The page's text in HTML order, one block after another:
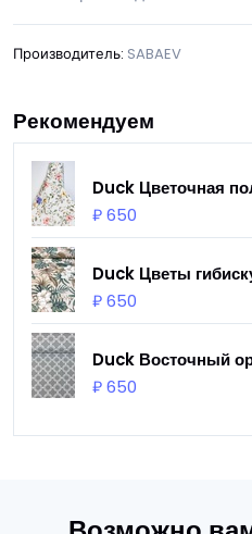
Производитель: SABAEV
Рекомендуем
Duck Цветочная
₽ 650
Duck Цветы
₽ 650
Duck Восточный
₽ 650